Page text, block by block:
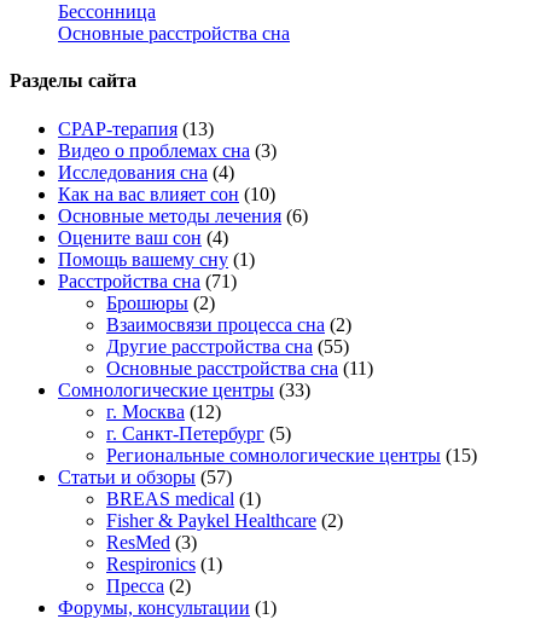
Бессонница
Основные расстройства сна
Разделы сайта
CPAP-терапия (13)
Видео о проблемах сна (3)
Исследования сна (4)
Как на вас влияет сон (10)
Основные методы лечения (6)
Оцените ваш сон (4)
Помощь вашему сну (1)
Расстройства сна (71)
Брошюры (2)
Взаимосвязи процесса сна (2)
Другие расстройства сна (55)
Основные расстройства сна (11)
Сомнологические центры (33)
г. Москва (12)
г. Санкт-Петербург (5)
Региональные сомнологические центры (15)
Статьи и обзоры (57)
BREAS medical (1)
Fisher & Paykel Healthcare (2)
ResMed (3)
Respironics (1)
Пресса (2)
Форумы, консультации (1)